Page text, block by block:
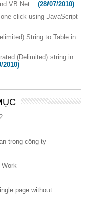
VB.Net
(28/07/2010)
click using JavaScript
String to Table in
(Delimited) string in
2010)
trong công ty
page without